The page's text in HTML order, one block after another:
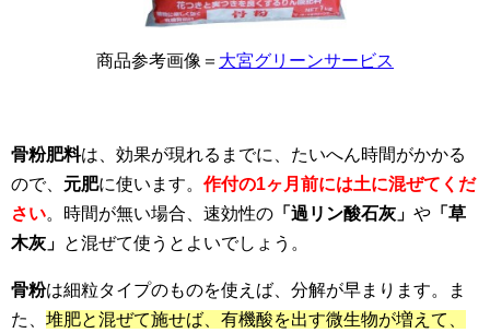
商品参考画像＝ 大宮グリーンサービス
骨粉肥料は、効果が現れるまでに、たいへん時間がかかる
ので、 元肥に使います。 作付の1ヶ月前には土に混ぜてくだ
さい。時間が無い場合、速効性の 「過リン酸石灰」 や 「草
木灰」 と混ぜて使うとよいでしょう。
骨粉は細粒タイプのものを使えば、分解が早まります。ま
た、 堆肥と混ぜて施せば、有機酸を出す微生物が増えて、